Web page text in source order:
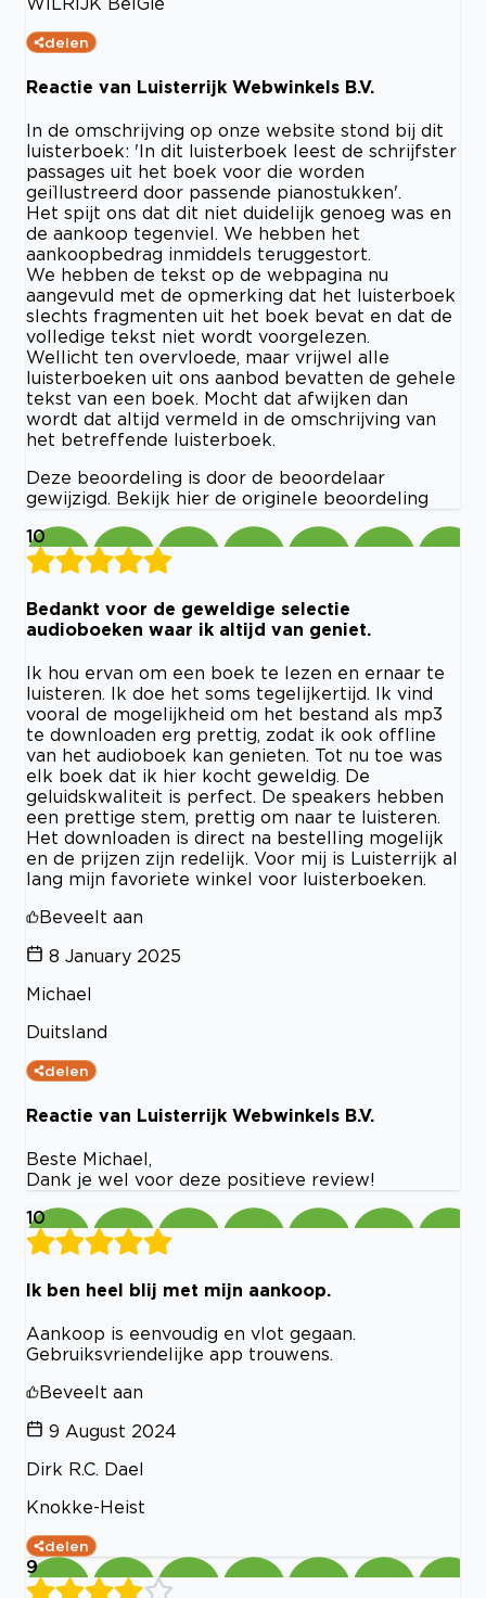
delen
Reactie van Luisterrijk Webwinkels B.V.
In de omschrijving op onze website stond bij dit
luisterboek: 'In dit luisterboek leest de schrijfster
passages uit het boek voor die worden
geïllustreerd door passende pianostukken'.
Het spijt ons dat dit niet duidelijk genoeg was en
de aankoop tegenviel. We hebben het
aankoopbedrag inmiddels teruggestort.
We hebben de tekst op de webpagina nu
aangevuld met de opmerking dat het luisterboek
slechts fragmenten uit het boek bevat en dat de
volledige tekst niet wordt voorgelezen.
Wellicht ten overvloede, maar vrijwel alle
luisterboeken uit ons aanbod bevatten de gehele
tekst van een boek. Mocht dat afwijken dan
wordt dat altijd vermeld in de omschrijving van
het betreffende luisterboek.
Deze beoordeling is door de beoordelaar
gewijzigd. Bekijk hier de originele beoordeling
10
Bedankt voor de geweldige selectie
audioboeken waar ik altijd van geniet.
Ik hou ervan om een ​​boek te lezen en ernaar te
luisteren. Ik doe het soms tegelijkertijd. Ik vind
vooral de mogelijkheid om het bestand als mp3
te downloaden erg prettig, zodat ik ook offline
van het audioboek kan genieten. Tot nu toe was
elk boek dat ik hier kocht geweldig. De
geluidskwaliteit is perfect. De speakers hebben
een prettige stem, prettig om naar te luisteren.
Het downloaden is direct na bestelling mogelijk
en de prijzen zijn redelijk. Voor mij is Luisterrijk al
lang mijn favoriete winkel voor luisterboeken.
Beveelt aan
8 January 2025
Michael
Duitsland
delen
Reactie van Luisterrijk Webwinkels B.V.
Beste Michael,
Dank je wel voor deze positieve review!
10
Ik ben heel blij met mijn aankoop.
Aankoop is eenvoudig en vlot gegaan.
Gebruiksvriendelijke app trouwens.
Beveelt aan
9 August 2024
Dirk R.C. Dael
Knokke-Heist
delen
9